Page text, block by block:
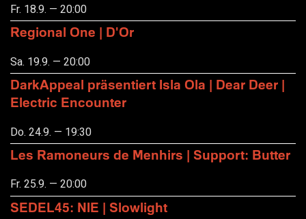
Fr. 18.9. — 20:00
Regional One | D'Or
Sa. 19.9. — 20:00
DarkAppeal präsentiert Isla Ola | Dear Deer |
Electric Encounter
Do. 24.9. — 19:30
Les Ramoneurs de Menhirs | Support: Butter
Fr. 25.9. — 20:00
SEDEL45: NIE | Slowlight